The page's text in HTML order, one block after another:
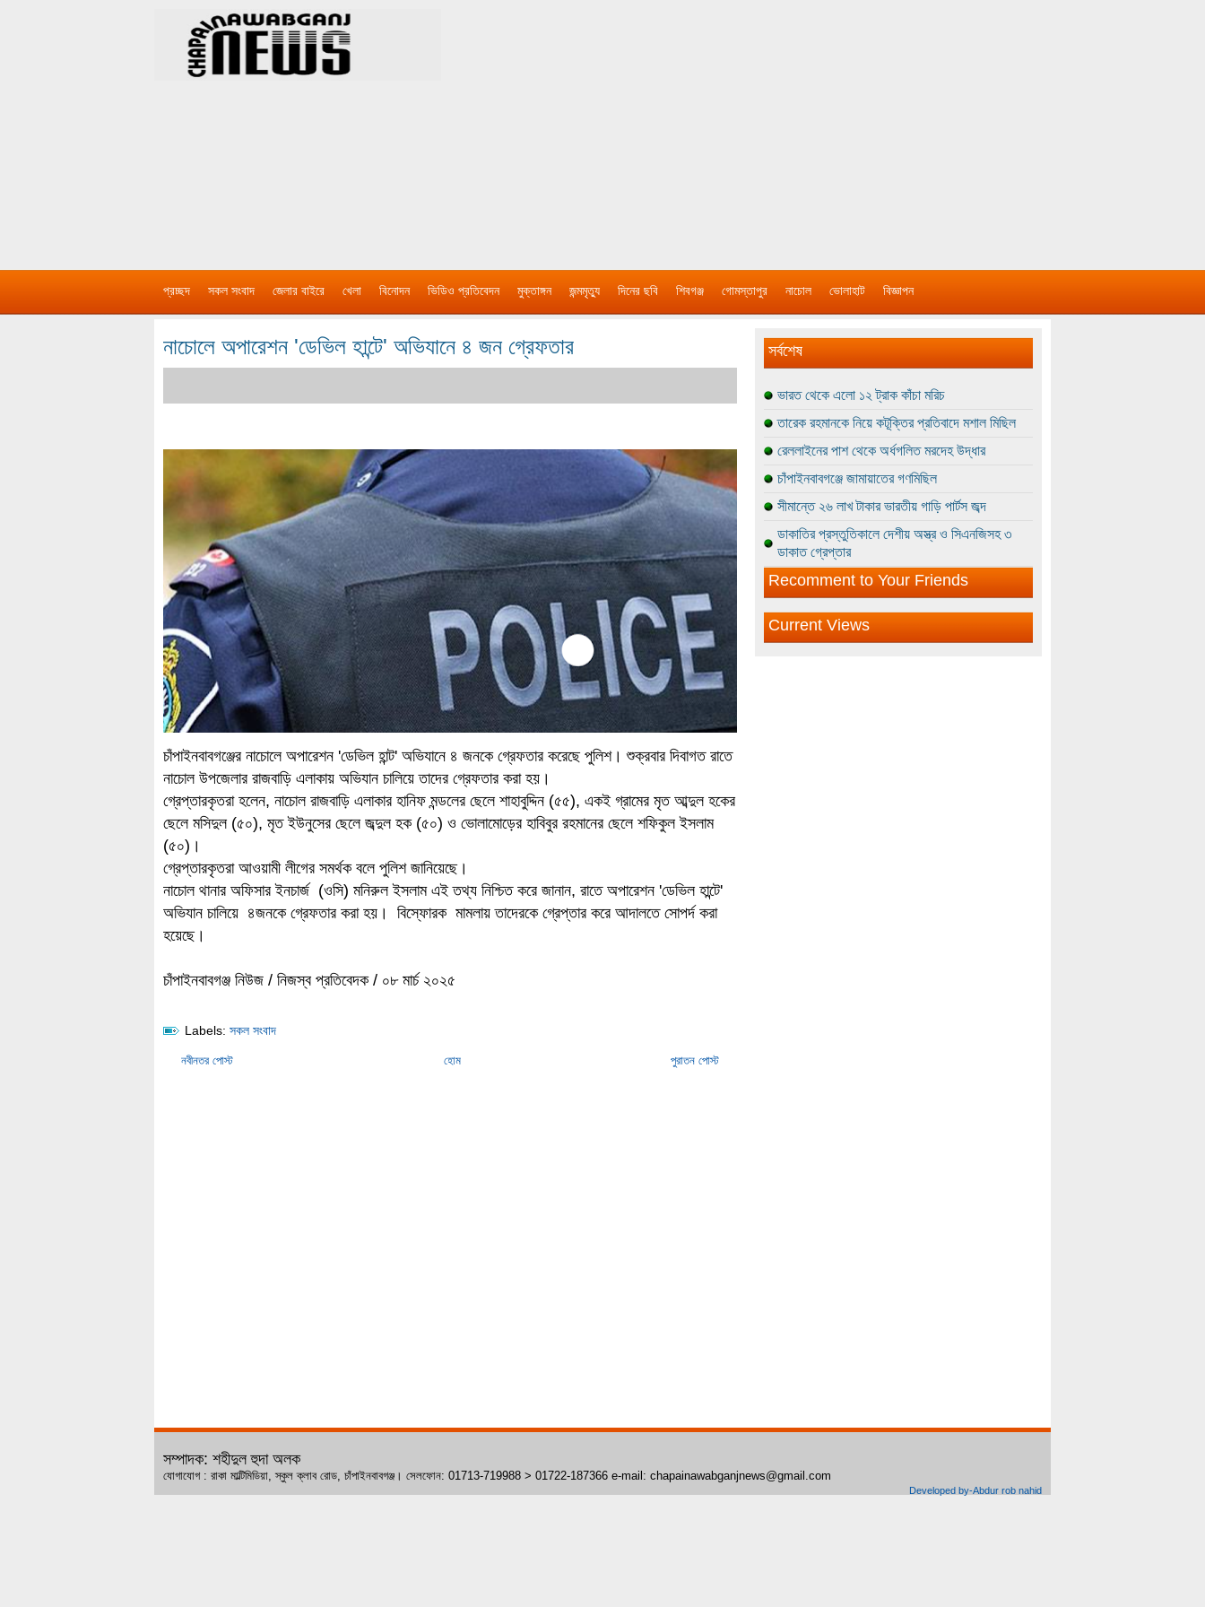
প্রচ্ছদ সকল সংবাদ জেলার বাইরে খেলা বিনোদন ভিডিও প্রতিবেদন মুক্তাঙ্গন জন্মমৃত্যু দিনের ছবি শিবগঞ্জ গোমস্তাপুর নাচোল ভোলাহাট বিজ্ঞাপন
নাচোলে অপারেশন 'ডেভিল হান্টে' অভিযানে ৪ জন গ্রেফতার
চাঁপাইনবাবগঞ্জের নাচোলে অপারেশন 'ডেভিল হান্ট' অভিযানে ৪ জনকে গ্রেফতার করেছে পুলিশ। শুক্রবার দিবাগত রাতে
নাচোল উপজেলার রাজবাড়ি এলাকায় অভিযান চালিয়ে তাদের গ্রেফতার করা হয়।
গ্রেপ্তারকৃতরা হলেন, নাচোল রাজবাড়ি এলাকার হানিফ মন্ডলের ছেলে শাহাবুদ্দিন (৫৫), একই গ্রামের মৃত আব্দুল হকের
ছেলে মসিদুল (৫০), মৃত ইউনুসের ছেলে জব্দুল হক (৫০) ও ভোলামোড়ের হাবিবুর রহমানের ছেলে শফিকুল ইসলাম
(৫০)।
গ্রেপ্তারকৃতরা আওয়ামী লীগের সমর্থক বলে পুলিশ জানিয়েছে।
নাচোল থানার অফিসার ইনচার্জ (ওসি) মনিরুল ইসলাম এই তথ্য নিশ্চিত করে জানান, রাতে অপারেশন 'ডেভিল হান্টে'
অভিযান চালিয়ে ৪জনকে গ্রেফতার করা হয়। বিস্ফোরক মামলায় তাদেরকে গ্রেপ্তার করে আদালতে সোপর্দ করা
হয়েছে।
চাঁপাইনবাবগঞ্জ নিউজ / নিজস্ব প্রতিবেদক / ০৮ মার্চ ২০২৫
Labels: সকল সংবাদ
নবীনতর পোস্ট পুরাতন পোস্ট
হোম
সর্বশেষ
ভারত থেকে এলো ১২ ট্রাক কাঁচা মরিচ
তারেক রহমানকে নিয়ে কটূক্তির প্রতিবাদে মশাল মিছিল
রেললাইনের পাশ থেকে অর্ধগলিত মরদেহ উদ্ধার
চাঁপাইনবাবগঞ্জে জামায়াতের গণমিছিল
সীমান্তে ২৬ লাখ টাকার ভারতীয় গাড়ি পার্টস জব্দ
ডাকাতির প্রস্তুতিকালে দেশীয় অস্ত্র ও সিএনজিসহ ৩
ডাকাত গ্রেপ্তার
Recomment to Your Friends
Current Views
সম্পাদক: শহীদুল হুদা অলক
যোগাযোগ : রাকা মাল্টিমিডিয়া, স্কুল ক্লাব রোড, চাঁপাইনবাবগঞ্জ। সেলফোন: 01713-719988 > 01722-187366 e-mail: chapainawabganjnews@gmail.com
Developed by-Abdur rob nahid